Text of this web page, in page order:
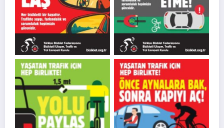
Trafikte Bisiklet Güvenliği İçin
Ortak Kampanya Görseli – 3
Trafikte Bisiklet Güvenliği İçin
Ortak Kampanya Görseli – 4